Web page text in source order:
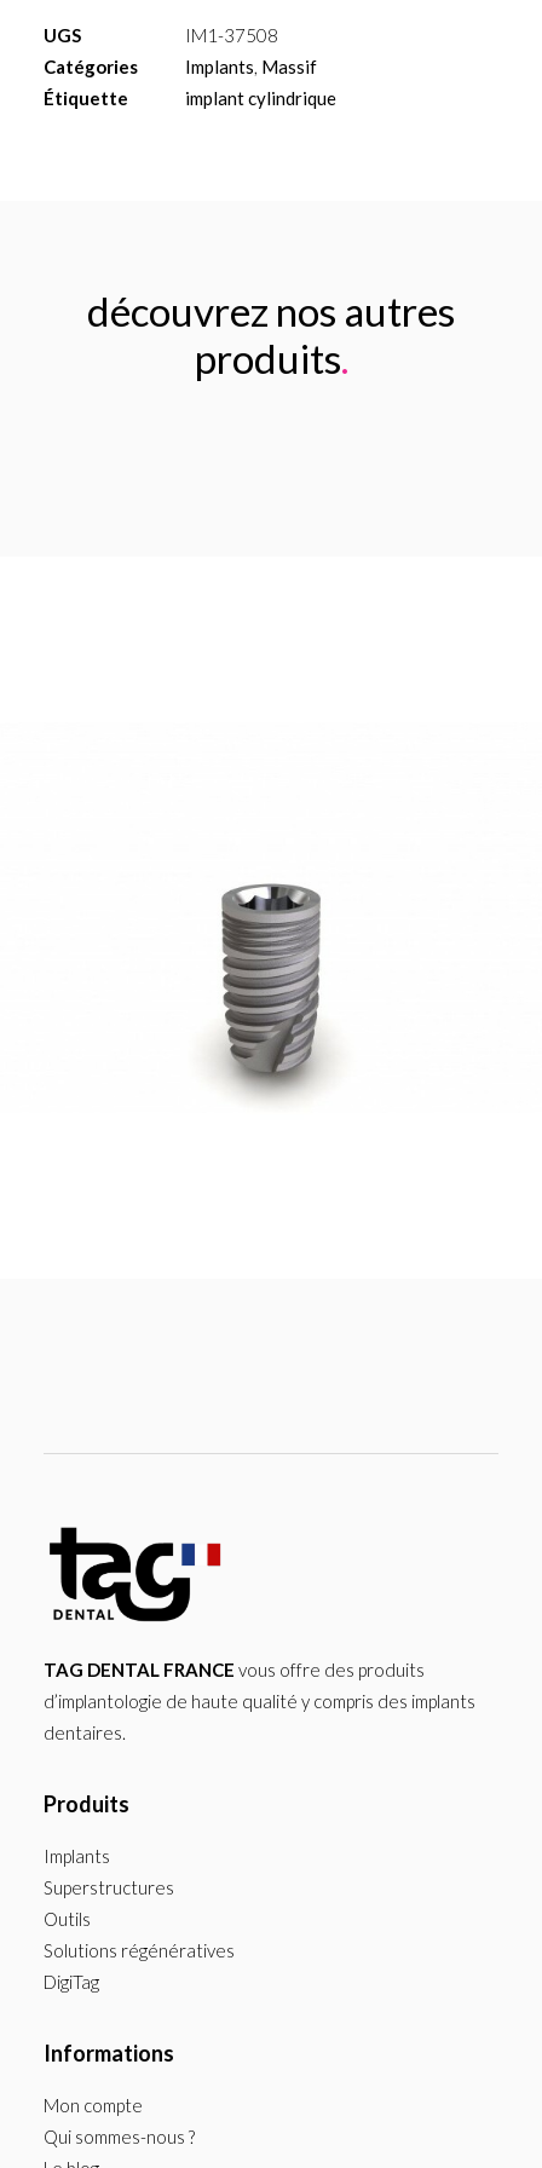
L8mm
UGS
IM1-37508
Catégories
Implants, Massif
Étiquette
implant cylindrique
découvrez nos autres
produits.
Ajouter au panier
TAG DENTAL FRANCE vous offre des produits
d’implantologie de haute qualité y compris des implants
dentaires.
Produits
Implants
Superstructures
Outils
Solutions régénératives
DigiTag
Informations
Mon compte
Qui sommes-nous ?